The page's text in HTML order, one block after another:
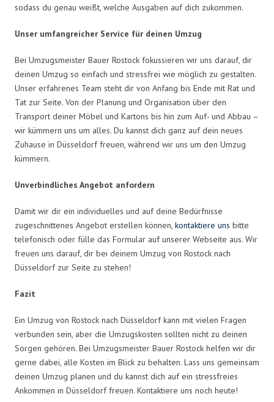
sodass du genau weißt, welche Ausgaben auf dich zukommen.
Unser umfangreicher Service für deinen Umzug
Bei Umzugsmeister Bauer Rostock fokussieren wir uns darauf, dir
deinen Umzug so einfach und stressfrei wie möglich zu gestalten.
Unser erfahrenes Team steht dir von Anfang bis Ende mit Rat und
Tat zur Seite. Von der Planung und Organisation über den
Transport deiner Möbel und Kartons bis hin zum Auf- und Abbau –
wir kümmern uns um alles. Du kannst dich ganz auf dein neues
Zuhause in Düsseldorf freuen, während wir uns um den Umzug
kümmern.
Unverbindliches Angebot anfordern
Damit wir dir ein individuelles und auf deine Bedürfnisse
zugeschnittenes Angebot erstellen können, kontaktiere uns bitte
telefonisch oder fülle das Formular auf unserer Webseite aus. Wir
freuen uns darauf, dir bei deinem Umzug von Rostock nach
Düsseldorf zur Seite zu stehen!
Fazit
Ein Umzug von Rostock nach Düsseldorf kann mit vielen Fragen
verbunden sein, aber die Umzugskosten sollten nicht zu deinen
Sorgen gehören. Bei Umzugsmeister Bauer Rostock helfen wir dir
gerne dabei, alle Kosten im Blick zu behalten. Lass uns gemeinsam
deinen Umzug planen und du kannst dich auf ein stressfreies
Ankommen in Düsseldorf freuen. Kontaktiere uns noch heute!